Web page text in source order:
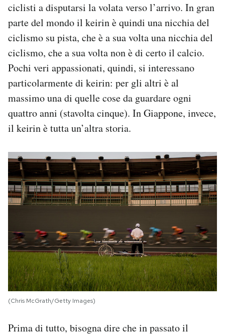
Notifiche mobile
Regala il Post
ciclisti a disputarsi la volata verso l’arrivo. In gran
parte del mondo il keirin è quindi una nicchia del
ciclismo su pista, che è a sua volta una nicchia del
ciclismo, che a sua volta non è di certo il calcio.
Pochi veri appassionati, quindi, si interessano
particolarmente di keirin: per gli altri è al
massimo una di quelle cose da guardare ogni
quattro anni (stavolta cinque). In Giappone, invece,
il keirin è tutta un’altra storia.
(Chris McGrath/Getty Images)
Prima di tutto, bisogna dire che in passato il